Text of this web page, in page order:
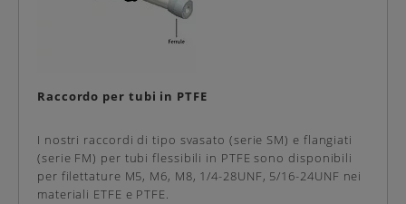
Raccordo per tubi in PTFE
I nostri raccordi di tipo svasato (serie SM) e flangiati
(serie FM) per tubi flessibili in PTFE sono disponibili
per filettature M5, M6, M8, 1/4-28UNF, 5/16-24UNF nei
materiali ETFE e PTFE.